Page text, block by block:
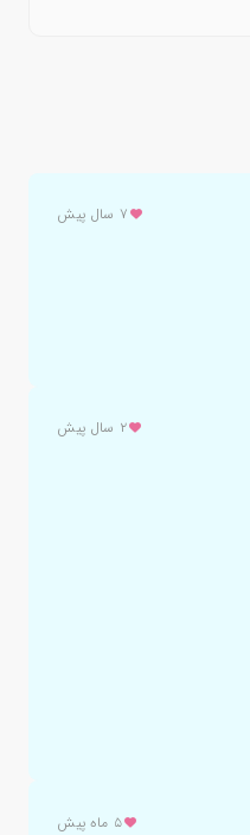
۷ سال پیش
۲ سال پیش
۵ ماه پیش